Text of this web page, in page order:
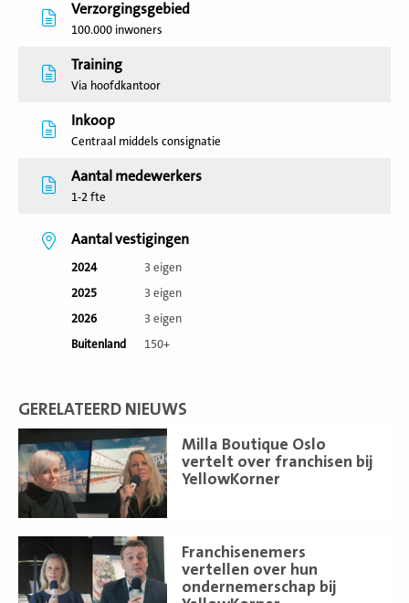
Verzorgingsgebied
100.000 inwoners
Training
Via hoofdkantoor
Inkoop
Centraal middels consignatie
Aantal medewerkers
1-2 fte
Aantal vestigingen
2024
3 eigen
2025
3 eigen
2026
3 eigen
Buitenland
150+
GERELATEERD NIEUWS
Milla Boutique Oslo
vertelt over franchisen bij
YellowKorner
meer
Franchisenemers
vertellen over hun
ondernemerschap bij
meer